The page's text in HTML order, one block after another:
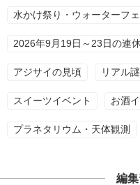
水かけ祭り・ウォーターフ
2026年9月19日～23日の連
アジサイの見頃 リアル
スイーツイベント お酒
プラネタリウム・天体観測
編